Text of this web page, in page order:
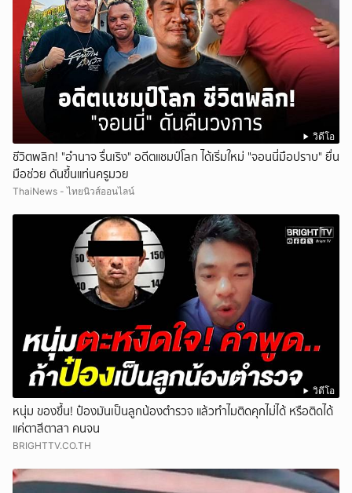
วิดีโอ
ชีวิตพลิก! "อำนาจ รื่นเริง" อดีตแชมป์โลก ได้เริ่มใหม่ "จอนนี่มือปราบ" ยื่น
มือช่วย ดันขึ้นแท่นครูมวย
ThaiNews - ไทยนิวส์ออนไลน์
วิดีโอ
หนุ่ม ของขึ้น! ป๋องมันเป็นลูกน้องตำรวจ แล้วทำไมติดคุกไม่ได้ หรือติดได้
แค่ตาสีตาสา คนจน
BRIGHTTV.CO.TH